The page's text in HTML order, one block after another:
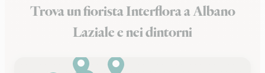
Trova un fiorista Interflora a Albano
Laziale e nei dintorni